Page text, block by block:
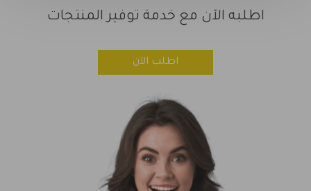
اطلبه الآن مع خدمة توفير المنتجات
اطلب الآن